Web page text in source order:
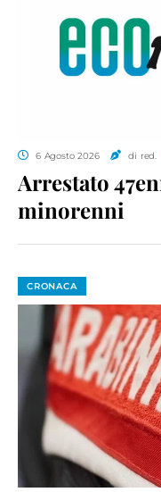
6 Agosto 2026 di red.
Arrestato
minorenni
CRONACA